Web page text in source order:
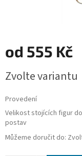
od 555 Kč
cena:
Zvolte variantu
Provedení
Velikost stojících figur
postav
Můžeme doručit do: